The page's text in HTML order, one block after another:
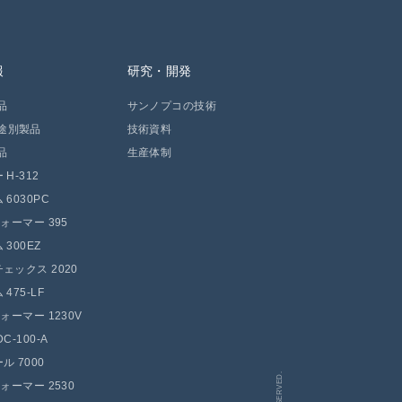
別製品
H-312
6030PC
ーマー 395
300EZ
ェックス 2020
475-LF
ーマー 1230V
100-A
ル 7000
ーマー 2530
研究・開発
サンノプコの技術
技術資料
生産体制